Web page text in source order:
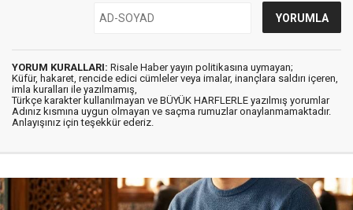
YORUM KURALLARI: Risale Haber yayın politikasına uymayan;
Küfür, hakaret, rencide edici cümleler veya imalar, inançlara saldırı içeren,
imla kuralları ile yazılmamış,
Türkçe karakter kullanılmayan ve BÜYÜK HARFLERLE yazılmış yorumlar
Adınız kısmına uygun olmayan ve saçma rumuzlar onaylanmamaktadır.
Anlayışınız için teşekkür ederiz.